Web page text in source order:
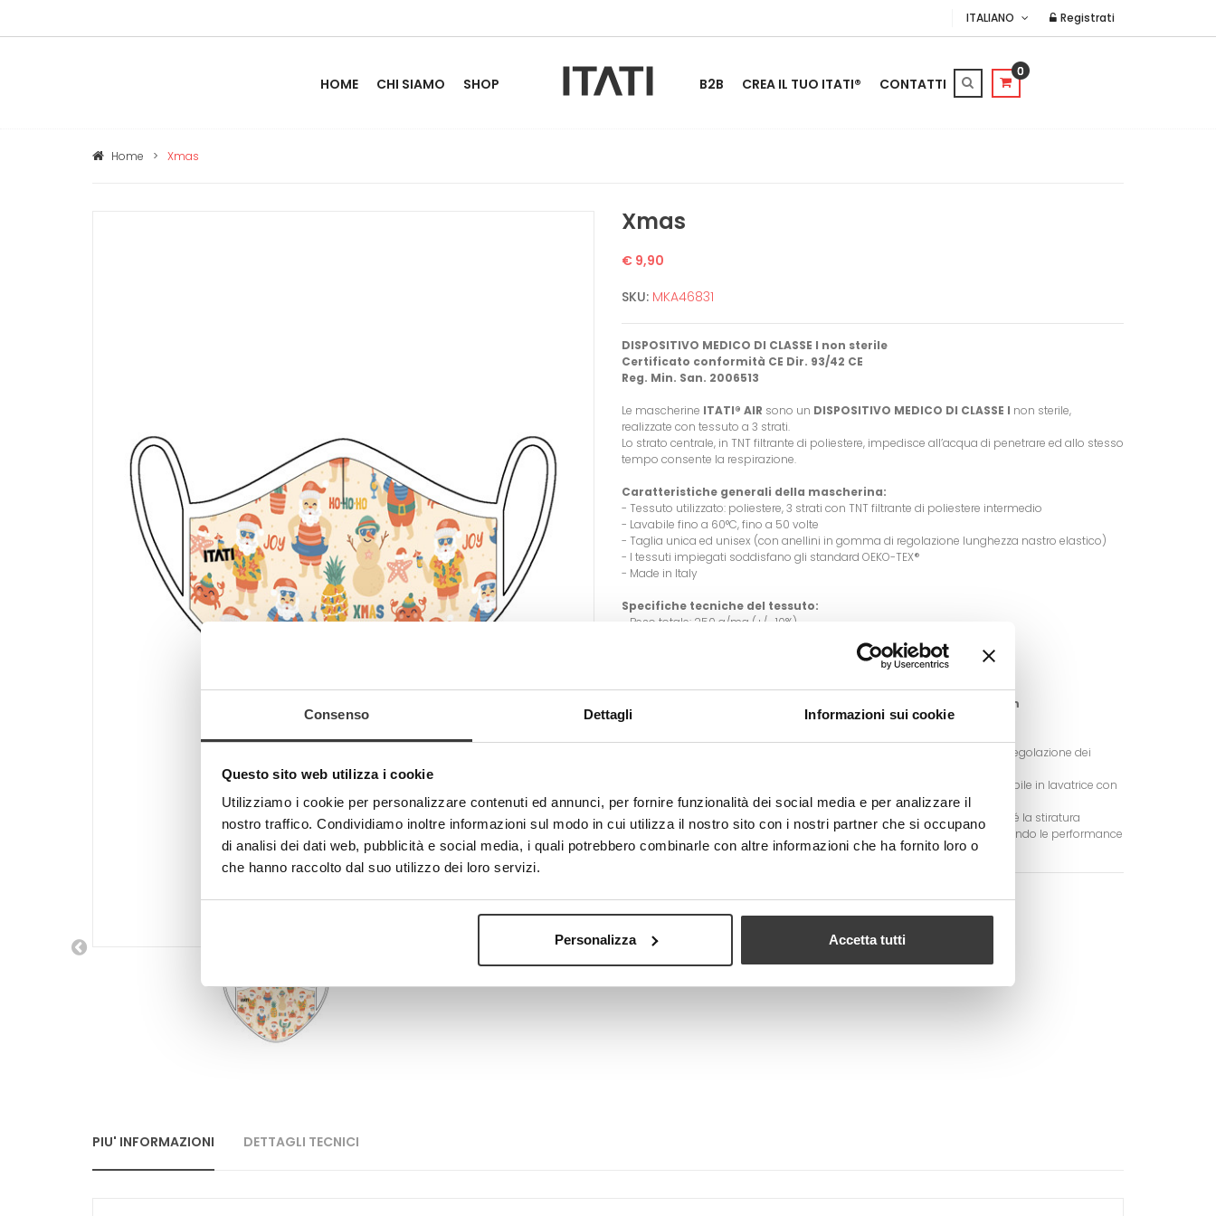
Consenso Dettagli Informazioni sui cookie
Questo sito web utilizza i cookie
Utilizziamo i cookie per personalizzare contenuti ed annunci, per fornire funzionalità dei social media e per analizzare il
nostro traffico. Condividiamo inoltre informazioni sul modo in cui utilizza il nostro sito con i nostri partner che si occupano
di analisi dei dati web, pubblicità e social media, i quali potrebbero combinarle con altre informazioni che ha fornito loro o
che hanno raccolto dal suo utilizzo dei loro servizi.
Personalizza Accetta tutti
ITALIANO Registrati
HOME CHI SIAMO SHOP B2B CREA IL TUO ITATI® CONTATTI
0
Home > Xmas
Xmas
€ 9,90
SKU: MKA46831
DISPOSITIVO MEDICO DI CLASSE I non sterile
Certificato conformità CE Dir. 93/42 CE
Reg. Min. San. 2006513
Le mascherine ITATI® AIR sono un DISPOSITIVO MEDICO DI CLASSE I non sterile,
realizzate con tessuto a 3 strati.
Lo strato centrale, in TNT filtrante di poliestere, impedisce all’acqua di penetrare ed allo stesso
tempo consente la respirazione.
Caratteristiche generali della mascherina:
- Tessuto utilizzato: poliestere, 3 strati con TNT filtrante di poliestere intermedio
- Lavabile fino a 60°C, fino a 50 volte
- Taglia unica ed unisex (con anellini in gomma di regolazione lunghezza nastro elastico)
- I tessuti impiegati soddisfano gli standard OEKO-TEX®
- Made in Italy
Specifiche tecniche del tessuto:
- Peso totale: 250 g/mq (+/- 10%)
77 % Poliestere + 23 % Elastomero (nastro elastico)
Dimensioni adulto: 17x17x7 cm. Dimensioni bambino: 14x14x6 cm
- Lavare prima del suo utilizzo rimuovendo prima gli anelli in silicone di regolazione dei
- Lavare e disinfettare quotidianamente la mascherina. Il prodotto è lavabile in lavatrice con
acqua calda fino a 60°C.
E’ consigliabile stirare sempre la mascherina dopo il suo lavaggio poiché la stiratura
consente allo strato in TNT filtrante di essere sempre compatto aumentando le performance
di filtrazione.
- +
PIU' INFORMAZIONI DETTAGLI TECNICI